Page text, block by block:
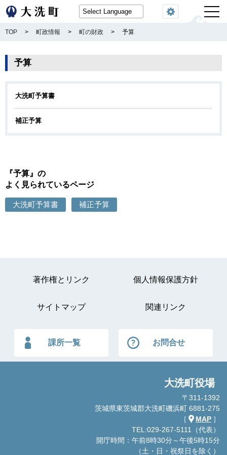
閲覧機能
TOP > 町政情報 > 町の財政 > 予算
予算
大洗町予算書
補正予算
『予算』の
よく見られているページ
大洗町予算書 補正予算
著作権とリンク 個人情報保護方針
サイトマップ 関連リンク
課所一覧 お問合せ
大洗町役場
〒311-1392
茨城県東茨城郡大洗町磯浜町 6881-275
［
MAP ］
TEL:029-267-5111（代表）
開庁時間：午前8時30分～午後5時15分
（土・日・祝祭日を除く）